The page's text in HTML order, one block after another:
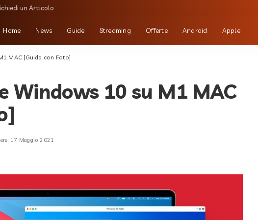
un Articolo
Home News Guide Streaming Offerte Android Apple
MAC [Guida con Foto]
Windows 10 su M1 MAC
17 Maggio 2021